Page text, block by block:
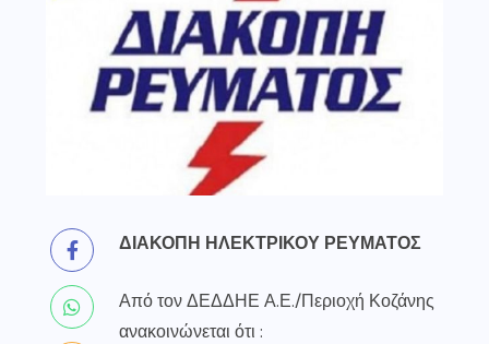
ΔΙΑΚΟΠΗ ΗΛΕΚΤΡΙΚΟΥ ΡΕΥΜΑΤΟΣ
Από τον ΔΕΔΔΗΕ Α.Ε./Περιοχή Κοζάνης
ανακοινώνεται ότι :